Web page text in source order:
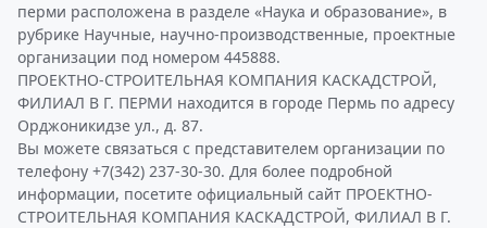
перми расположена в разделе «Наука и образование», в
рубрике Научные, научно-производственные, проектные
организации под номером 445888.
ПРОЕКТНО-СТРОИТЕЛЬНАЯ КОМПАНИЯ КАСКАДСТРОЙ,
ФИЛИАЛ В Г. ПЕРМИ находится в городе Пермь по адресу
Орджоникидзе ул., д. 87.
Вы можете связаться с представителем организации по
телефону +7(342) 237-30-30. Для более подробной
информации, посетите официальный сайт ПРОЕКТНО-
СТРОИТЕЛЬНАЯ КОМПАНИЯ КАСКАДСТРОЙ, ФИЛИАЛ В Г.